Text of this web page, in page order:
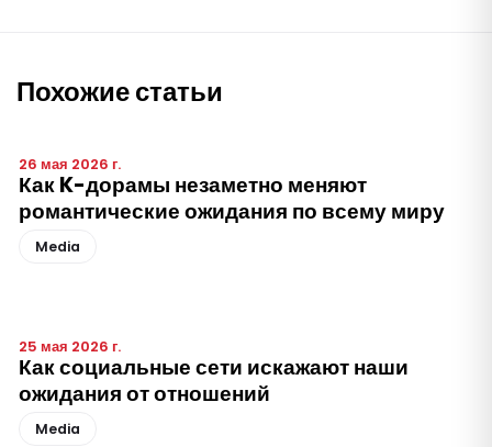
Похожие статьи
26 мая 2026 г.
Как K-дорамы незаметно меняют
романтические ожидания по всему миру
Media
25 мая 2026 г.
Как социальные сети искажают наши
ожидания от отношений
Media